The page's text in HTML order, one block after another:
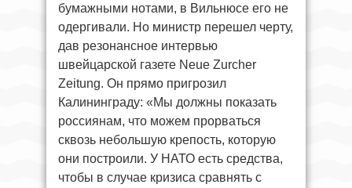
бумажными нотами, в Вильнюсе его не
одергивали. Но министр перешел черту,
дав резонансное интервью
швейцарской газете Neue Zurcher
Zeitung. Он прямо пригрозил
Калининграду: «Мы должны показать
россиянам, что можем прорваться
сквозь небольшую крепость, которую
они построили. У НАТО есть средства,
чтобы в случае кризиса сравнять с